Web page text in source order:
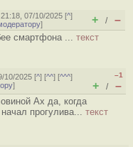
07/10/2025 [^]
] + / –
смартфона ... текст
10/2025 [^] [^^] [^^^]
]
–1
+ / –
Ах да, когда
прогулива... текст